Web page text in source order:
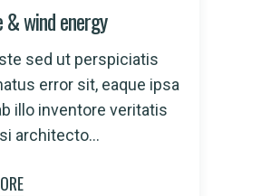
& wind energy
sed ut perspiciatis
error sit, eaque ipsa
illo inventore veritatis
architecto...